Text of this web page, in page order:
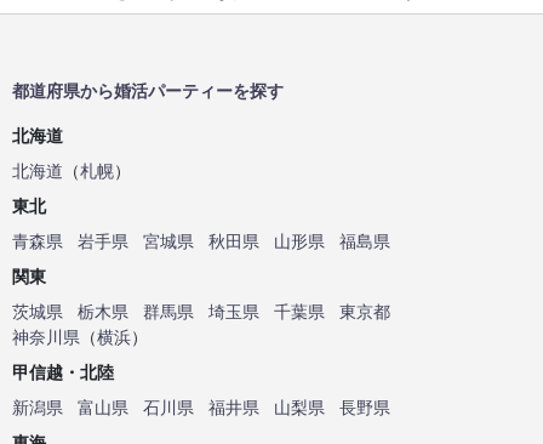
都道府県から婚活パーティーを探す
北海道
北海道 （札幌）
東北
青森県
岩手県 宮城県 秋田県 山形県
福島県
関東
茨城県
栃木県 群馬県 埼玉県 千葉県
東京都
神奈川県 （横浜）
甲信越・北陸
新潟県
富山県 石川県 福井県 山梨県
長野県